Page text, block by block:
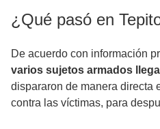
¿Qué pasó en
De acuerdo con información
varios sujetos armados
dispararon de manera directa
contra las víctimas, para